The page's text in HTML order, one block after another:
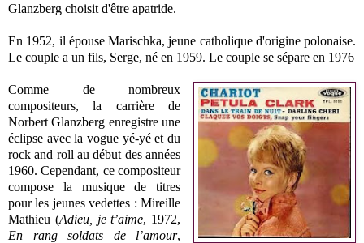
Glanzberg choisit d'être apatride.
En 1952, il épouse Marischka, jeune catholique d'origine polonaise.
Le couple a un fils, Serge, né en 1959. Le couple se sépare en 1976
Comme de nombreux
compositeurs, la carrière de
Norbert Glanzberg enregistre une
éclipse avec la vogue yé-yé et du
rock and roll au début des années
1960. Cependant, ce compositeur
compose la musique de titres
pour les jeunes vedettes : Mireille
Mathieu (Adieu, je t’aime, 1972,
En rang soldats de l’amour,